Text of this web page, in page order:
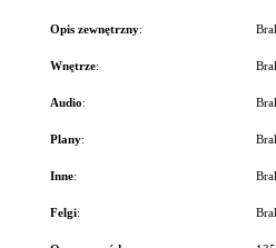
Opis zewnętrzny:
Wnętrze:
Audio:
Plany:
Inne:
Felgi: